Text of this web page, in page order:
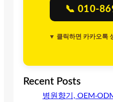
📞 010-
▼ 클릭하면 카카오톡
Recent Posts
병원향기,